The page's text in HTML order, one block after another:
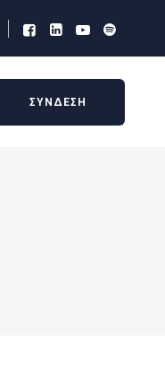
ΣΥΝΔΕΣΗ